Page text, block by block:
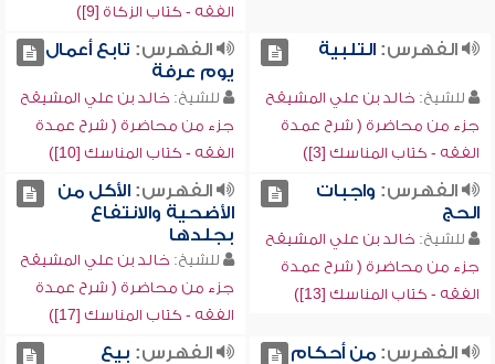
الفقه - كتاب الزكاة [9])
الفهرس:التلبية
للشيخ: خالد بن علي المشيقح
جزء من محاضرة ( شرح عمدة
الفقه - كتاب المناسك [3])
الفهرس: تابع أعمال
يوم عرفة
للشيخ: خالد بن علي المشيقح
جزء من محاضرة ( شرح عمدة
الفقه - كتاب المناسك [10])
الفهرس: واجبات
الحج
للشيخ: خالد بن علي المشيقح
جزء من محاضرة ( شرح عمدة
الفقه - كتاب المناسك [13])
الفهرس:الأكل من
الأضحية والانتفاع
بجلدها
للشيخ: خالد بن علي المشيقح
جزء من محاضرة ( شرح عمدة
الفقه - كتاب المناسك [17])
الفهرس:من أحكام
الفهرس: بيع